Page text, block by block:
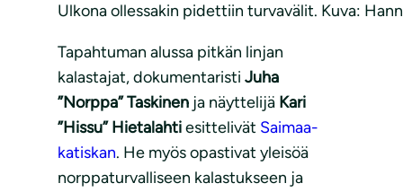
Ulkona ollessakin pidettiin turvavälit. Kuva:
Tapahtuman alussa pitkän linjan
kalastajat, dokumentaristi Juha
”Norppa” Taskinen ja näyttelijä Kari
”Hissu” Hietalahtiesittelivät Saimaa-
katiskan. He myös opastivat yleisöä
norppaturvalliseen kalastukseen ja